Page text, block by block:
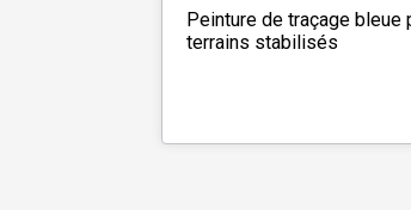
Peinture de traçage bleue
terrains stabilisés